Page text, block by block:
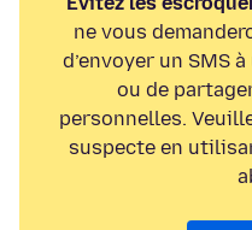
ne vous
d’envoyer un SMS
ou de
personnelles.
suspecte en